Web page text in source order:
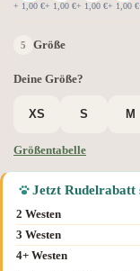
+ 1,00 €+ 1,00 €+ 1,00 €+ 1,00 €
Größe
Deine Größe?
XS S M
Größentabelle
Jetzt Rudelrabatt
2 Westen
3 Westen
4+ Westen